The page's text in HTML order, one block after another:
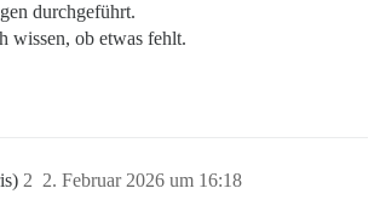
durchgeführt.
wissen, ob etwas fehlt.
2. Februar 2026 um 16:18
2